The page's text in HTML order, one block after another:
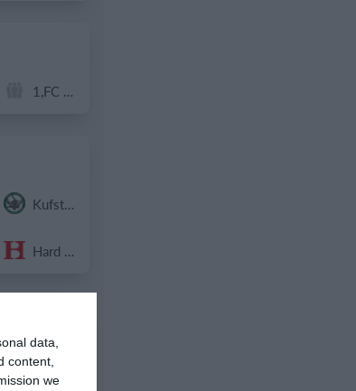
data,
content,
we
1,FC St. Peter
Kufstein Vikings U16
Hard Bulls U16